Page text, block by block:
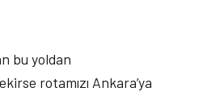
bu yoldan
rotamızı Ankara’ya